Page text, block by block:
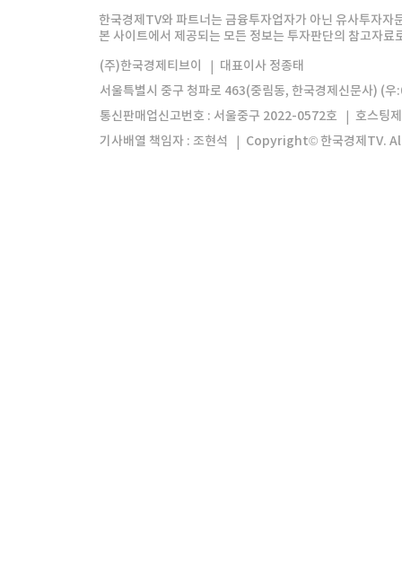
한경미디어그룹 한국경제신문 한국경제
모바일앱 한국경제TV앱
한국경제TV와 파트너는 금융투자업자가 아닌 유사투자
본 사이트에서 제공되는 모든 정보는 투자판단의 참고자
(주)한국경제티브이
대표이사 정종태
서울특별시 중구 청파로 463(중림동, 한국경제신문사) (
통신판매업신고번호 : 서울중구 2022-0572호
호스팅
기사배열 책임자 : 조현석
Copyright© 한국경제TV.